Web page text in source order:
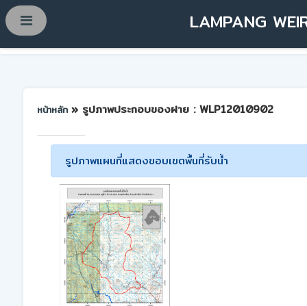
LAMPANG
หน้าหลัก » รูปภาพประกอบของฝาย : WLP12010902
รูปภาพแผนที่แสดงขอบเขตพื้นที่รับน้ำ